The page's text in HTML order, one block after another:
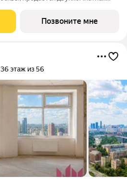
дома, в новом элитном
от
Позвоните мне
36 этаж из 56